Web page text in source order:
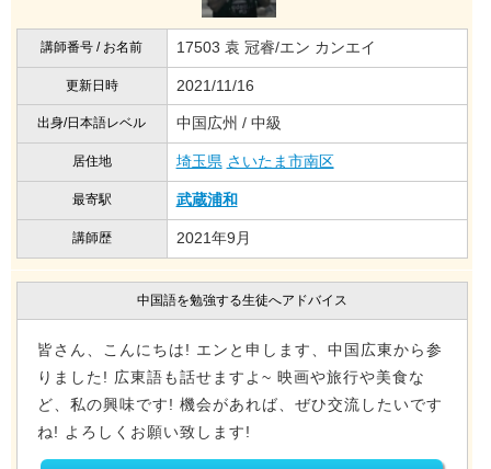
講師番号 / お名前 17503 袁 冠睿/エン カンエイ
更新日時 2021/11/16
出身/日本語レベル 中国広州 / 中級
居住地 埼玉県 さいたま市南区
最寄駅 武蔵浦和
講師歴 2021年9月
中国語を勉強する生徒へアドバイス
皆さん、こんにちは! エンと申します、中国広東から参
りました! 広東語も話せますよ~ 映画や旅行や美食な
ど、私の興味です! 機会があれば、ぜひ交流したいです
ね! よろしくお願い致します!